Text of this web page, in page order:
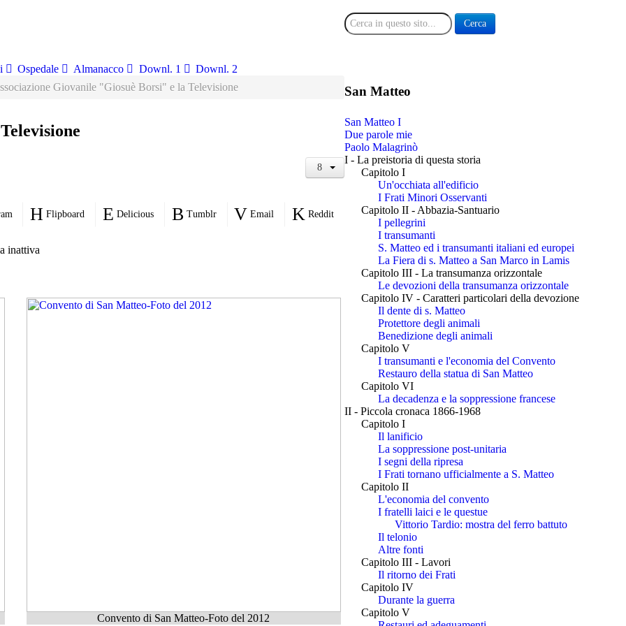
Cerca Cerca
Ospedale Almanacco Downl. 1
Downl. 2
Giovanile "Giosuè Borsi" e la Televisione
Flipboard Delicious Tumblr Email Reddit
Convento di San Matteo-Foto del 2012
San Matteo
San Matteo I
Due parole mie
Paolo Malagrinò
I - La preistoria di questa storia
Capitolo I
Un'occhiata all'edificio
I Frati Minori Osservanti
Capitolo II - Abbazia-Santuario
I pellegrini
I transumanti
S. Matteo ed i transumanti italiani ed europei
La Fiera di s. Matteo a San Marco in Lamis
Capitolo III - La transumanza orizzontale
Le devozioni della transumanza orizzontale
Capitolo IV - Caratteri particolari della devozione
Il dente di s. Matteo
Protettore degli animali
Benedizione degli animali
Capitolo V
I transumanti e l'economia del Convento
Restauro della statua di San Matteo
Capitolo VI
La decadenza e la soppressione francese
II - Piccola cronaca 1866-1968
Capitolo I
Il lanificio
La soppressione post-unitaria
I segni della ripresa
I Frati tornano ufficialmente a S. Matteo
Capitolo II
L'economia del convento
I fratelli laici e le questue
Vittorio Tardio: mostra del ferro battuto
Il telonio
Altre fonti
Capitolo III - Lavori
Il ritorno dei Frati
Capitolo IV
Durante la guerra
Capitolo V